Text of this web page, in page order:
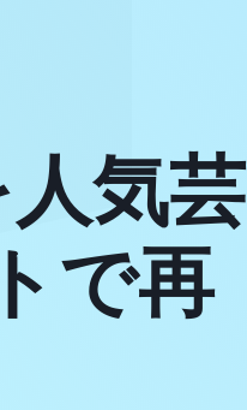
気芸
で再